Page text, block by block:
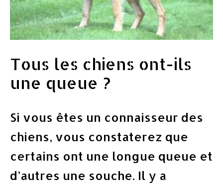
Tous les chiens ont-ils
une queue ?
Si vous êtes un connaisseur des
chiens, vous constaterez que
certains ont une longue queue et
d’autres une souche. Il y a